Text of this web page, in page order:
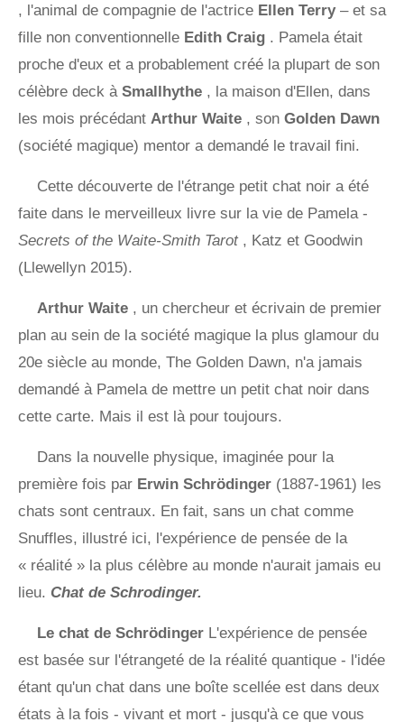
, l'animal de compagnie de l'actrice Ellen Terry– et sa
fille non conventionnelle Edith Craig . Pamela était
proche d'eux et a probablement créé la plupart de son
célèbre deck à Smallhythe , la maison d'Ellen, dans
les mois précédant Arthur Waite , son Golden Dawn
(société magique) mentor a demandé le travail fini.
Cette découverte de l'étrange petit chat noir a été
faite dans le merveilleux livre sur la vie de Pamela -
Secrets of the Waite-Smith Tarot, Katz et Goodwin
(Llewellyn 2015).
Arthur Waite , un chercheur et écrivain de premier
plan au sein de la société magique la plus glamour du
20e siècle au monde, The Golden Dawn, n'a jamais
demandé à Pamela de mettre un petit chat noir dans
cette carte. Mais il est là pour toujours.
Dans la nouvelle physique, imaginée pour la
première fois par Erwin Schrödinger (1887-1961) les
chats sont centraux. En fait, sans un chat comme
Snuffles, illustré ici, l'expérience de pensée de la
« réalité » la plus célèbre au monde n'aurait jamais eu
lieu. Chat de Schrodinger.
Le chat de Schrödinger L'expérience de pensée
est basée sur l'étrangeté de la réalité quantique - l'idée
étant qu'un chat dans une boîte scellée est dans deux
états à la fois - vivant et mort - jusqu'à ce que vous